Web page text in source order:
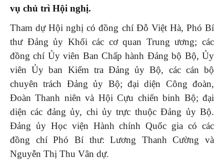
vụ chủ trì Hội nghị.
Tham dự Hội nghị có đồng chí Đỗ Việt Hà, Phó Bí
thư Đảng ủy Khối các cơ quan Trung ương; các
đồng chí Ủy viên Ban Chấp hành Đảng bộ Bộ, Ủy
viên Ủy ban Kiểm tra Đảng ủy Bộ, các cán bộ
chuyên trách Đảng ủy Bộ; đại diện Công đoàn,
Đoàn Thanh niên và Hội Cựu chiến binh Bộ; đại
diện các đảng ủy, chi ủy trực thuộc Đảng ủy Bộ.
Đảng ủy Học viện Hành chính Quốc gia có các
đồng chí Phó Bí thư: Lương Thanh Cường và
Nguyễn Thị Thu Vân dự.